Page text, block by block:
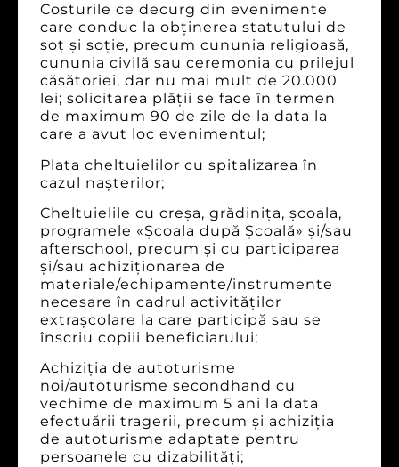
Costurile ce decurg din evenimente
care conduc la obţinerea statutului de
soţ şi soţie, precum cununia religioasă,
cununia civilă sau ceremonia cu prilejul
căsătoriei, dar nu mai mult de 20.000
lei; solicitarea plăţii se face în termen
de maximum 90 de zile de la data la
care a avut loc evenimentul;
Plata cheltuielilor cu spitalizarea în
cazul naşterilor;
Cheltuielile cu creşa, grădiniţa, şcoala,
programele «Şcoala după Școală» şi/sau
afterschool, precum şi cu participarea
şi/sau achiziţionarea de
materiale/echipamente/instrumente
necesare în cadrul activităţilor
extraşcolare la care participă sau se
înscriu copiii beneficiarului;
Achiziţia de autoturisme
noi/autoturisme secondhand cu
vechime de maximum 5 ani la data
efectuării tragerii, precum şi achiziţia
de autoturisme adaptate pentru
persoanele cu dizabilităţi;